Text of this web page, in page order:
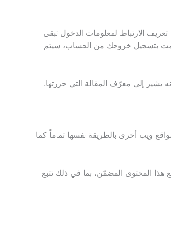
الارتباط لمعلومات الدخول تبقى
قمت بتسجيل خروجك من الحساب، سيتم
إلى معرّف المقالة التي حررتها.
ويب أخرى بالطريقة نفسها تماماً كما
هذا المحتوى المضمّن، بما في ذلك تتبع